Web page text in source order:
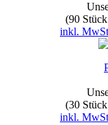
(90
inkl.
(30
inkl.